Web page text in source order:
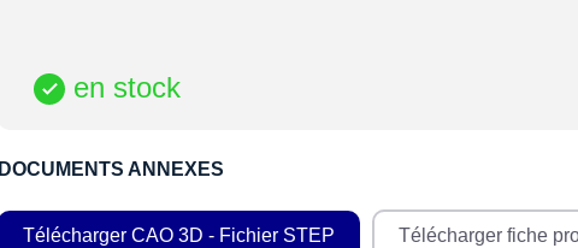
 en stock
DOCUMENTS ANNEXES
Télécharger CAO 3D - Fichier STEP Télécharger fiche